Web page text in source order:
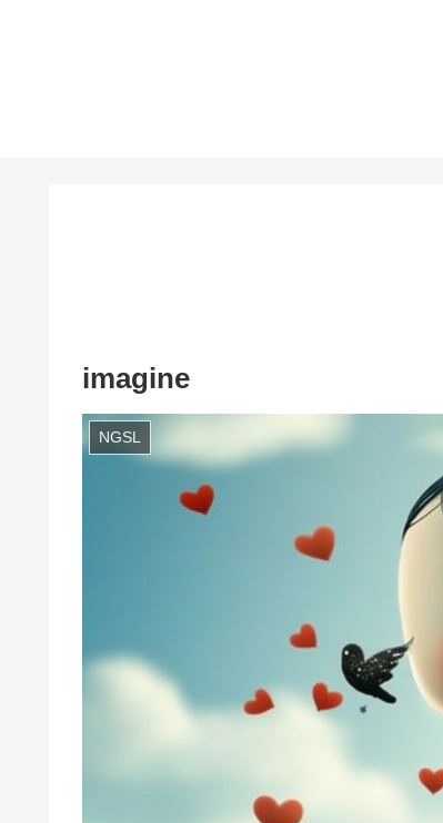
imagine
NGSL